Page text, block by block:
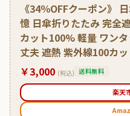
《34％OFFクーポン》
憶 日傘折りたたみ 完全
カット100% 軽量 ワン
丈夫 遮熱 紫外線100カ
￥3,000 (税込) 送料無料
楽天